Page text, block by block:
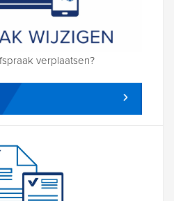
verplaatsen?